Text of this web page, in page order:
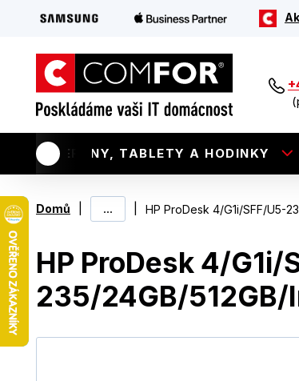
TELEFONY, TABLETY A HODINKY
Domů ... HP ProDesk 4/G1i/SFF/U5-
HP ProDesk 4/G1i/
235/24GB/512GB/